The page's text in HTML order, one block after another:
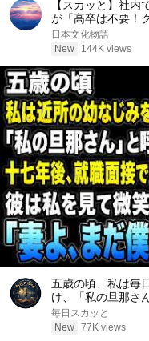
【スカッと】社
が「高卒は不要！
た。そのまま辞め
日本文化物語
New
144K views
五歳の頃、私は毎
け、「私の旦那さ
面接で社長室へ入
よ、まだ僕を覚え
毎日スカッと
New 77K views